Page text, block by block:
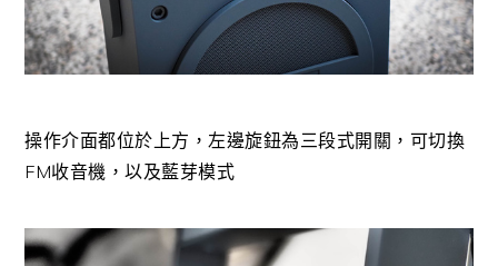
操作介面都位於上方，左邊旋鈕為三段式開關，可切換
FM收音機，以及藍芽模式